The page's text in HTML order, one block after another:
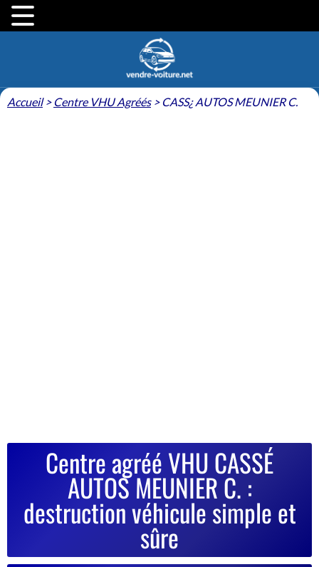
Accueil> Centre VHU Agréés> CASS¿ AUTOS MEUNIER C.
Centre agréé VHU CASSÉ
AUTOS MEUNIER C. :
destruction véhicule simple et
sûre